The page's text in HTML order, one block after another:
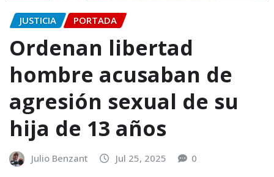
JUSTICIA PORTADA
Ordenan libertad
hombre acusaban de
agresión sexual de su
hija de 13 años
Julio Benzant Jul 25, 2025 0